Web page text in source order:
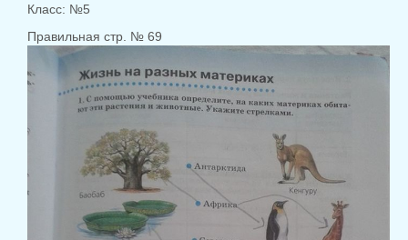
Класс: №5
Правильная стр. № 69